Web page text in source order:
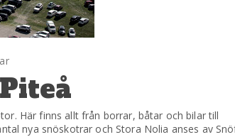
Här finns allt från borrar, båtar och bilar till
nya snöskotrar och Stora Nolia anses av